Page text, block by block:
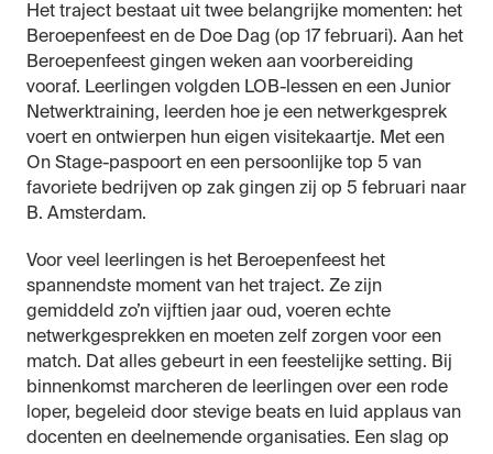
Het traject bestaat uit twee belangrijke momenten: het
Beroepenfeest en de Doe Dag (op 17 februari). Aan het
Beroepenfeest gingen weken aan voorbereiding
vooraf. Leerlingen volgden LOB-lessen en een Junior
Netwerktraining, leerden hoe je een netwerkgesprek
voert en ontwierpen hun eigen visitekaartje. Met een
On Stage-paspoort en een persoonlijke top 5 van
favoriete bedrijven op zak gingen zij op 5 februari naar
B. Amsterdam.
Voor veel leerlingen is het Beroepenfeest het
spannendste moment van het traject. Ze zijn
gemiddeld zo’n vijftien jaar oud, voeren echte
netwerkgesprekken en moeten zelf zorgen voor een
match. Dat alles gebeurt in een feestelijke setting. Bij
binnenkomst marcheren de leerlingen over een rode
loper, begeleid door stevige beats en luid applaus van
docenten en deelnemende organisaties. Een slag op